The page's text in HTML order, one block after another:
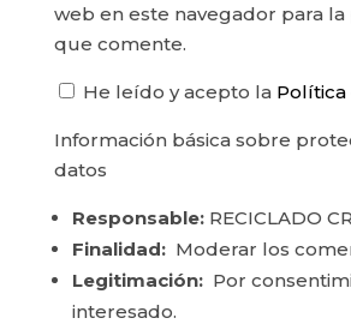
web en este navegador para la
que comente.
He leído y acepto la Política
Información básica sobre
datos
Responsable:RECICLADO
Finalidad:Moderar los
Legitimación:Por
interesado.